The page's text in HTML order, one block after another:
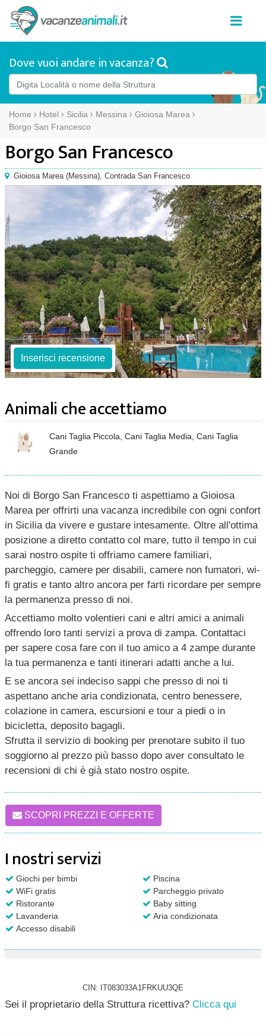
Dove vuoi andare in vacanza?
Home Hotel Sicilia Messina
Gioiosa Marea
Borgo San Francesco
Borgo San Francesco
Gioiosa Marea(Messina), Contrada San Francesco
Inserisci recensione
Animali che accettiamo
Cani Taglia Piccola, Cani Taglia Media, Cani Taglia
Grande
Noi di Borgo San Francesco ti aspettiamo a Gioiosa
Marea per offrirti una vacanza incredibile con ogni confort
in Sicilia da vivere e gustare intesamente. Oltre all'ottima
posizione a diretto contatto col mare, tutto il tempo in cui
sarai nostro ospite ti offriamo camere familiari,
parcheggio, camere per disabili, camere non fumatori, wi-
fi gratis e tanto altro ancora per farti ricordare per sempre
la permanenza presso di noi.
Accettiamo molto volentieri cani e altri amici a animali
offrendo loro tanti servizi a prova di zampa. Contattaci
per sapere cosa fare con il tuo amico a 4 zampe durante
la tua permanenza e tanti itinerari adatti anche a lui.
E se ancora sei indeciso sappi che presso di noi ti
aspettano anche aria condizionata, centro benessere,
colazione in camera, escursioni e tour a piedi o in
bicicletta, deposito bagagli.
Sfrutta il servizio di booking per prenotare subito il tuo
soggiorno al prezzo più basso dopo aver consultato le
recensioni di chi è già stato nostro ospite.
SCOPRI PREZZI E OFFERTE
I nostri servizi
Giochi per bimbi
Piscina
WiFi gratis
Parcheggio privato
Ristorante
Baby sitting
Lavanderia
Aria condizionata
Accesso disabili
CIN: IT083033A1FRKUU3QE
Sei il proprietario della Struttura ricettiva? Clicca qui